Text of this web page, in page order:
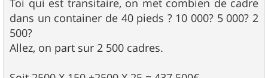
Toi qui est transitaire, on met combien de cadre
dans un container de 40 pieds ? 10 000? 5 000? 2
500?
Allez, on part sur 2 500 cadres.